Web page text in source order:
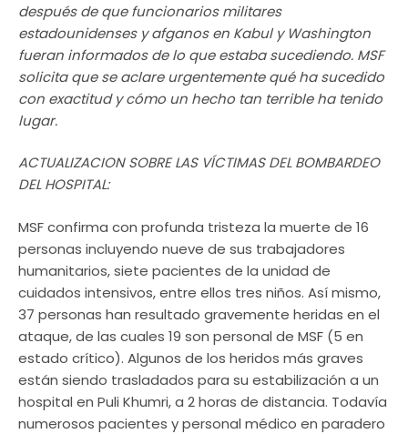
después de que funcionarios militares
estadounidenses y afganos en Kabul y Washington
fueran informados de lo que estaba sucediendo. MSF
solicita que se aclare urgentemente qué ha sucedido
con exactitud y cómo un hecho tan terrible ha tenido
lugar.
ACTUALIZACION SOBRE LAS VÍCTIMAS DEL BOMBARDEO
DEL HOSPITAL:
MSF confirma con profunda tristeza la muerte de 16
personas incluyendo nueve de sus trabajadores
humanitarios, siete pacientes de la unidad de
cuidados intensivos, entre ellos tres niños. Así mismo,
37 personas han resultado gravemente heridas en el
ataque, de las cuales 19 son personal de MSF (5 en
estado crítico). Algunos de los heridos más graves
están siendo trasladados para su estabilización a un
hospital en Puli Khumri, a 2 horas de distancia. Todavía
numerosos pacientes y personal médico en paradero